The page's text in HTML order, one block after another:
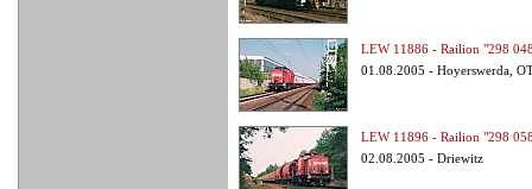
LEW 11886 - Railion "298
01.08.2005 - Hoyerswerda,
LEW 11896 - Railion "298
02.08.2005 - Driewitz